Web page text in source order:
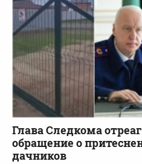
Глава Следкома
обращение о
дачников